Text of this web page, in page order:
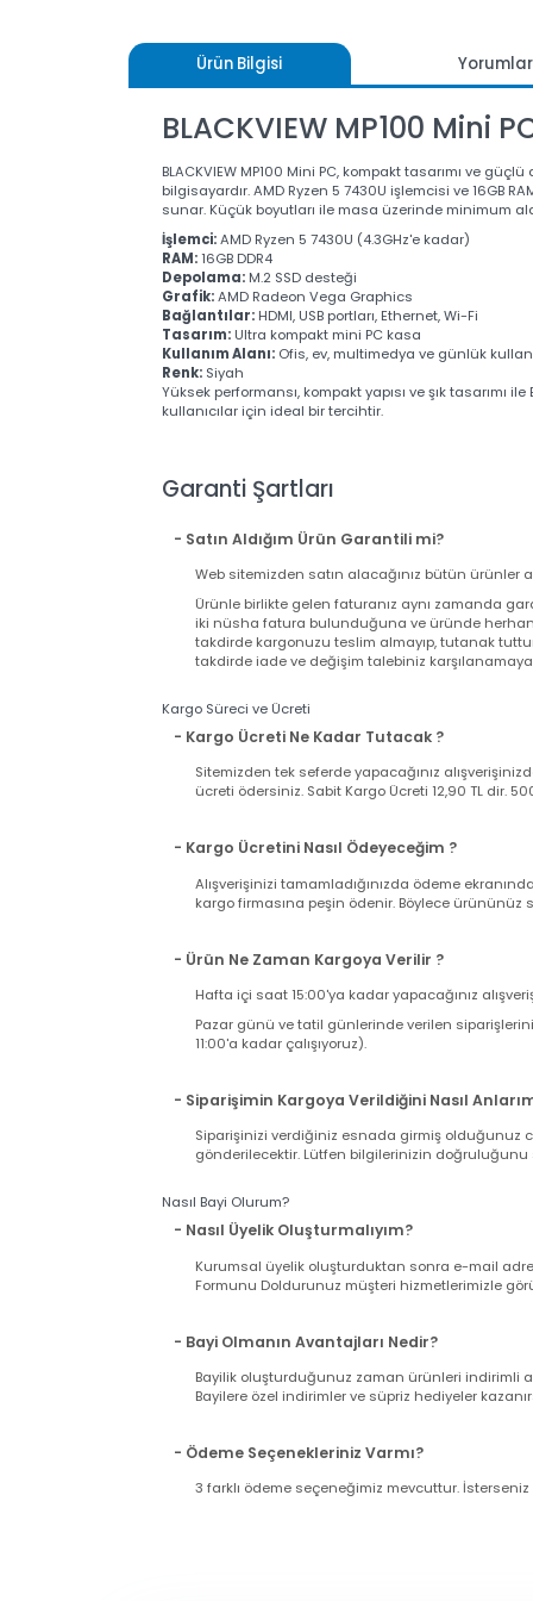
Ürün Bilgisi
BLACKVIEW MP100
BLACKVIEW MP100 Mini PC, kompakt tasarımı
bilgisayardır. AMD Ryzen 5 7430U işlemcisi ve
sunar. Küçük boyutları ile masa üzerinde
İşlemci:AMD Ryzen 5 7430U (4.3GHz'e kadar)
RAM:16GB DDR4
Depolama:M.2 SSD desteği
Grafik:AMD Radeon Vega Graphics
Bağlantılar: HDMI, USB portları, Ethernet, Wi-Fi
Ultra kompakt mini PC kasa
Yüksek performansı, kompakt yapısı ve şık
kullanıcılar için ideal bir tercihtir.
Garanti Şartları
- Satın Aldığım Ürün Garantili mi?
Ürünle birlikte gelen faturanız aynı
iki nüsha fatura bulunduğuna ve üründe
takdirde kargonuzu teslim almayıp, tutanak
takdirde iade ve değişim talebiniz
- Kargo Ücreti Ne Kadar Tutacak ?
Sitemizden tek seferde yapacağınız
ücreti ödersiniz. Sabit Kargo Ücreti 12,90 TL
- Kargo Ücretini Nasıl Ödeyeceğim ?
Alışverişinizi tamamladığınızda ödeme
kargo firmasına peşin ödenir. Böylece
- Ürün Ne Zaman Kargoya Verilir ?
Hafta içi saat 15:00'ya kadar yapacağınız
Pazar günü ve tatil günlerinde verilen
- Siparişimin Kargoya Verildiğini Nasıl
Siparişinizi verdiğiniz esnada girmiş
gönderilecektir. Lütfen bilgilerinizin
Nasıl Bayi Olurum?
- Nasıl Üyelik Oluşturmalıyım?
- Bayi Olmanın Avantajları Nedir?